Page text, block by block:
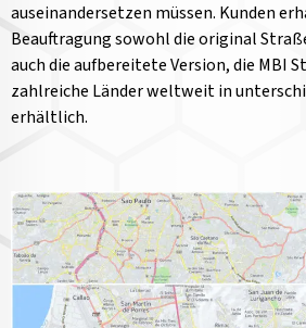
auseinandersetzen müssen. Kunden
Beauftragung sowohl die original
auch die aufbereitete Version, die MBI
zahlreiche Länder weltweit in
erhältlich.